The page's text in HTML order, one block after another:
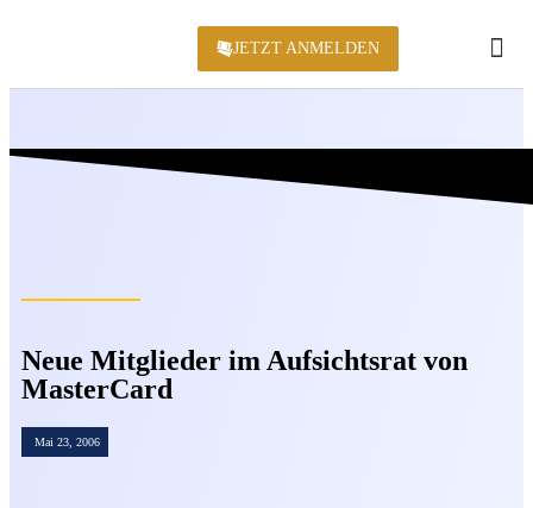
JETZT ANMELDEN
Neue Mitglieder im Aufsichtsrat von
MasterCard
Mai 23, 2006